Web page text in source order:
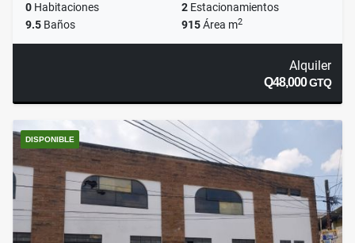
0 Habitaciones 2 Estacionamientos
9.5 Baños 915Área m2
Alquiler
Q48,000GTQ
DISPONIBLE